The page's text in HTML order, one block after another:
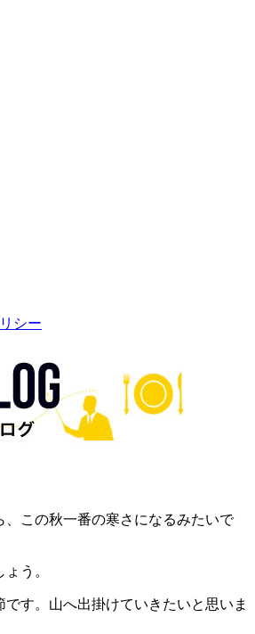
シー
、この秋一番の寒さになるみたいで
ょう。
す。山へ出掛けていきたいと思いま
。